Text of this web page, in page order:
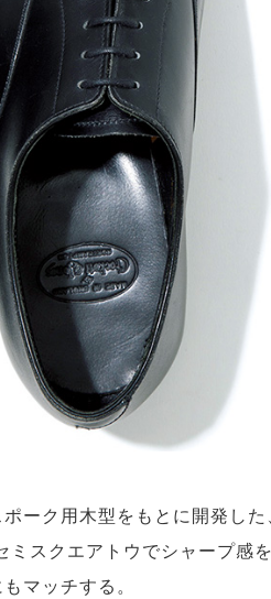
ーク用木型をもとに開発し
ミスクエアトウでシャープ感
マッチする。